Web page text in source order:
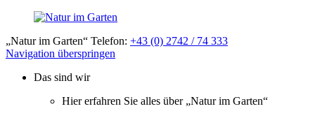
„Natur im Garten“ Telefon: +43 (0) 2742 / 74 333
Navigation überspringen
Das sind wir
Hier erfahren Sie alles über „Natur im Garten“